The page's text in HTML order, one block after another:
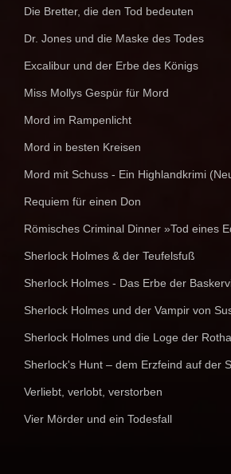
Die Bretter, die den Tod bedeuten
Dr. Jones und die Maske des Todes
Excalibur und der Erbe des Königs
Miss Mollys Gespür für Mord
Mord im Rampenlicht
Mord in besten Kreisen
Mord mit Schuss - Ein Highlandkrimi
Requiem für einen Don
Römisches Criminal Dinner »Tod eines
Sherlock Holmes & der Teufelsfuß
Sherlock Holmes - Das Erbe der
Sherlock Holmes und der Vampir von
Sherlock Holmes und die Loge der
Sherlock's Hunt – dem Erzfeind auf der
Verliebt, verlobt, verstorben
Vier Mörder und ein Todesfall